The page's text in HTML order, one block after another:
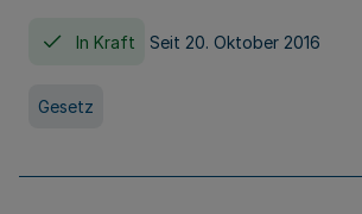
In Kraft Seit 20. Oktober 2016
Gesetz